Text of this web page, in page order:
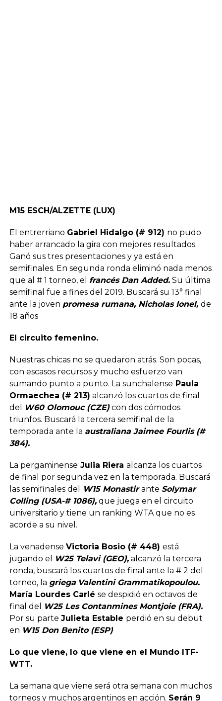
M15 ESCH/ALZETTE (LUX)
El entrerriano Gabriel Hidalgo (# 912) no pudo
haber arrancado la gira con mejores resultados.
Ganó sus tres presentaciones y ya está en
semifinales. En segunda ronda eliminó nada menos
que al # 1 torneo, el francés Dan Added.Su última
semifinal fue a fines del 2019. Buscará su 13° final
ante la joven promesa rumana, Nicholas Ionel, de
18 años
El circuito femenino.
Nuestras chicas no se quedaron atrás. Son pocas,
con escasos recursos y mucho esfuerzo van
sumando punto a punto. La sunchalense Paula
Ormaechea (# 213) alcanzó los cuartos de final
del
W60 Olomouc (CZE)con dos cómodos
triunfos. Buscará la tercera semifinal de la
temporada ante la australiana Jaimee Fourlis (#
384).
La pergaminense Julia Riera alcanza los cuartos
de final por segunda vez en la temporada. Buscará
las semifinales del
W15 Monastirante Solymar
Colling (USA-# 1086),que juega en el circuito
universitario y tiene un ranking WTA que no es
acorde a su nivel.
La venadense Victoria Bosio (# 448) está
jugando el
W25 Telavi (GEO),alcanzó la tercera
ronda, buscará los cuartos de final ante la # 2 del
torneo, la griega Valentini Grammatikopoulou.
María Lourdes Carlé se despidió en octavos de
final del
W25 Les Contanmines Montjoie (FRA).
Por su parte Julieta Estable perdió en su debut
en W15 Don Benito (ESP)
Lo que viene, lo que viene en el Mundo ITF-
WTT.
La semana que viene será otra semana con muchos
torneos y muchos argentinos en acción. Serán 9